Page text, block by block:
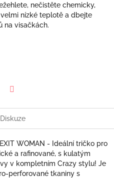
nečistěte chemicky,
nízké teplotě a dbejte
na visačkách.
Diskuze
WOMAN - Ideální tričko pro
a rafinované, s kulatým
v kompletním Crazy stylu! Je
perforované tkaniny s